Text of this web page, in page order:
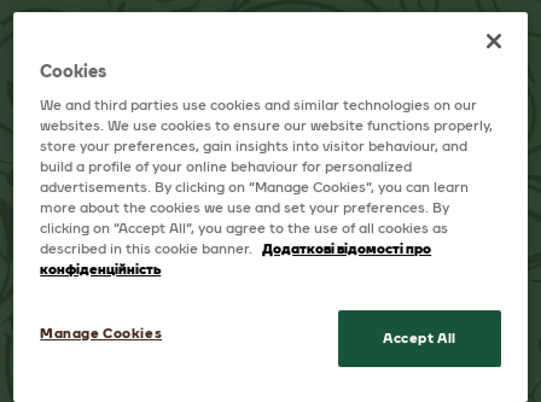
Cookies
We and third parties use cookies and similar technologies on our
websites. We use cookies to ensure our website functions properly,
store your preferences, gain insights into visitor behaviour, and
build a profile of your online behaviour for personalized
advertisements. By clicking on “Manage Cookies”, you can learn
more about the cookies we use and set your preferences. By
clicking on “Accept All”, you agree to the use of all cookies as
described in this cookie banner.
Додаткові відомості про
конфіденційність
Manage Cookies Accept All